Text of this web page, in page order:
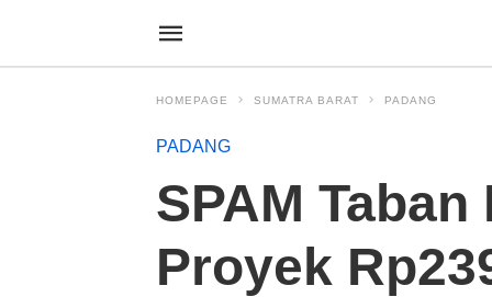
HOMEPAGE SUMATRA BARAT PADANG
PADANG
SPAM
Proyek